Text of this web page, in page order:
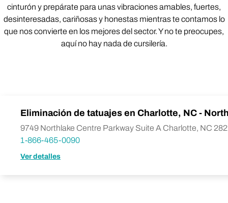
cinturón y prepárate para unas vibraciones amables, fuertes,
desinteresadas, cariñosas y honestas mientras te contamos lo
que nos convierte en los mejores del sector. Y no te preocupes,
aquí no hay nada de cursilería.
Eliminación de tatuajes en Charlotte, NC -
9749 Northlake Centre Parkway Suite A Charlotte, NC
1-866-465-0090
Ver detalles